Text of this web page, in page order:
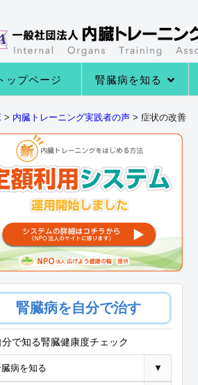
ップページ 腎臓病を知る
> 内臓トレーニング実践者の声 > 症状の改善
腎臓病を自分で治す
分で知る腎臓健康度チェック
病を知る ▼